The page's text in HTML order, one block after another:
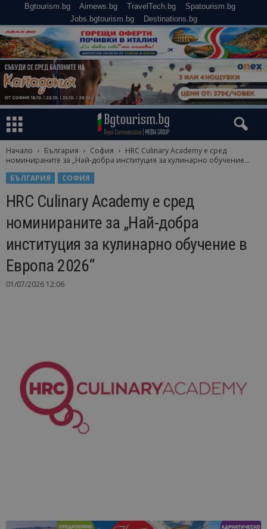
Bgtourism.bg Airnews.bg TravelTech.bg
Spatourism.bg
Jobs.bgtourism.bg
Destinations.bg
Начало България София
HRC Culinary Academy е сред
номинираните за „Най-добра институция за кулинарно обучение...
БЪЛГАРИЯ
СОФИЯ
HRC Culinary Academy е сред
номинираните за „Най-добра
институция за кулинарно обучение в
Европа 2026“
01/07/2026 12:06